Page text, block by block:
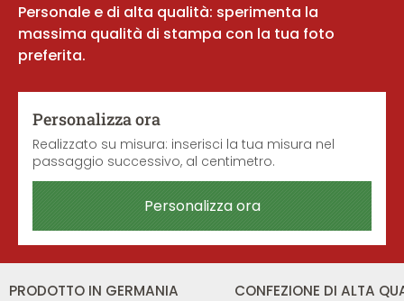
Personale e di alta qualità: sperimenta la
massima qualità di stampa con la tua foto
preferita.
Personalizza ora
Realizzato su misura: inserisci la tua misura nel
passaggio successivo, al centimetro.
Personalizza ora
PRODOTTO IN GERMANIA CONFEZIONE DI ALTA